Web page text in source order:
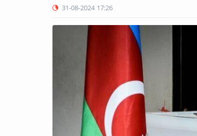
31-08-2024 17:26